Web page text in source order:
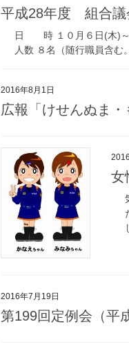
平成28年度 組合議
日 時 １０月６日(木)～
人数 ８名（随行職員含む
2016年8月1日
広報「けせんぬま
女
2016年7月19日
第199回定例会（平